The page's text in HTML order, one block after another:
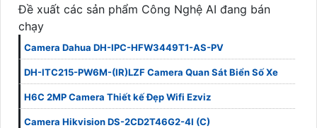
Đề xuất các sản phẩm Công Nghệ AI đang bán
chạy
Camera Dahua DH-IPC-HFW3449T1-AS-PV
DH-ITC215-PW6M-(IR)LZF Camera Quan Sát Biển Số Xe
H6C 2MP Camera Thiết kế Đẹp Wifi Ezviz
Camera Hikvision DS-2CD2T46G2-4I (C)